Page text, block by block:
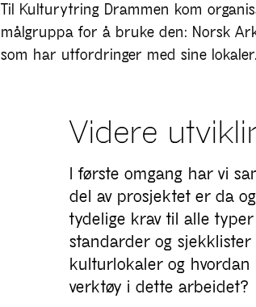
Til Kulturytring Drammen kom
målgruppa for å bruke den: Norsk
som har utfordringer med sine
Videre
I første omgang har vi
del av prosjektet er da
tydelige krav til alle
standarder og
kulturlokaler og
verktøy i dette arbeidet?